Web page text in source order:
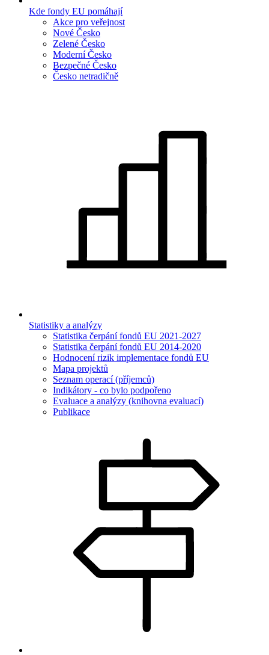
Kde fondy EU pomáhají
Akce pro veřejnost
Nové Česko
Zelené Česko
Moderní Česko
Bezpečné Česko
Česko netradičně
Statistiky a analýzy
Statistika čerpání fondů EU 2021-2027
Statistika čerpání fondů EU 2014-2020
Hodnocení rizik implementace fondů EU
Mapa projektů
Seznam operací (příjemců)
Indikátory - co bylo podpořeno
Evaluace a analýzy (knihovna evaluací)
Publikace